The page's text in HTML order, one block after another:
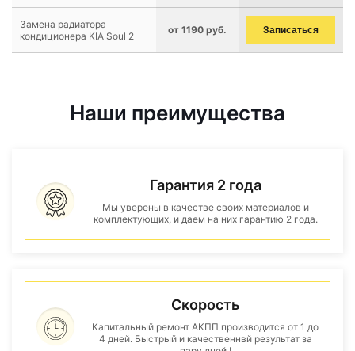
Замена радиатора
кондиционера KIA Soul 2
от 1190 руб. Записаться
Наши преимущества
Гарантия 2 года
Мы уверены в качестве своих материалов и
комплектующих, и даем на них гарантию 2 года.
Скорость
Капитальный ремонт АКПП производится от 1 до
4 дней. Быстрый и качественнвй результат за